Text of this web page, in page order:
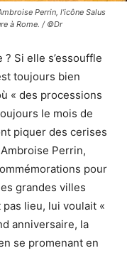
Perrin, l’icône Salus
à Rome. / ©Dr
Si elle s’essouffle
toujours bien
« des processions
le mois de
piquer des cerises
Perrin,
pour
grandes villes
lieu, lui voulait «
anniversaire, la
se promenant en